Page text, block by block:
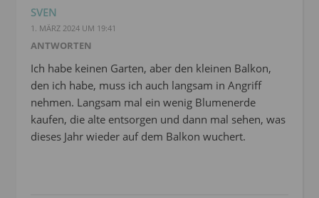
SVEN
1. MÄRZ 2024 UM 19:41
ANTWORTEN
Ich habe keinen Garten, aber den kleinen Balkon,
den ich habe, muss ich auch langsam in Angriff
nehmen. Langsam mal ein wenig Blumenerde
kaufen, die alte entsorgen und dann mal sehen, was
dieses Jahr wieder auf dem Balkon wuchert.